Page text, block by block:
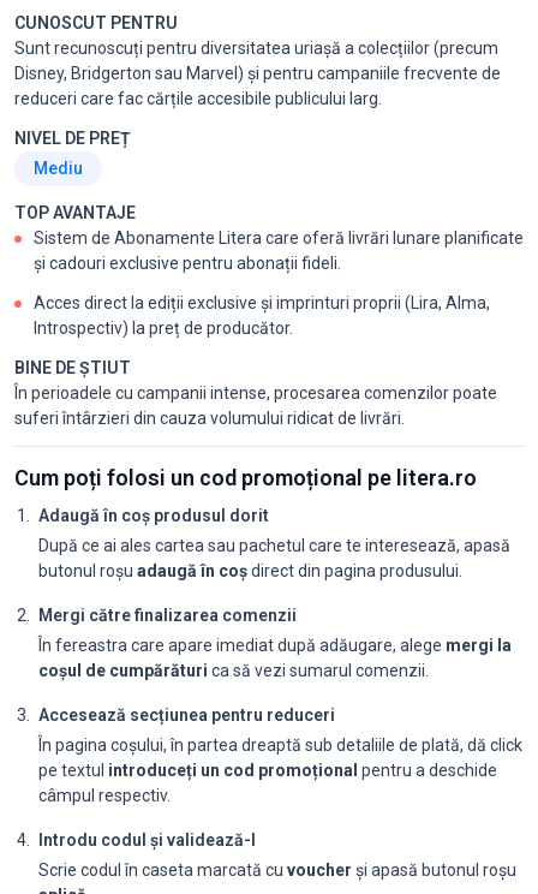
CUNOSCUT PENTRU
Sunt recunoscuți pentru diversitatea uriașă a colecțiilor (precum
Disney, Bridgerton sau Marvel) și pentru campaniile frecvente de
reduceri care fac cărțile accesibile publicului larg.
NIVEL DE PREȚ
Mediu
TOP AVANTAJE
Sistem de Abonamente Litera care oferă livrări lunare planificate
și cadouri exclusive pentru abonații fideli.
Acces direct la ediții exclusive și imprinturi proprii (Lira, Alma,
Introspectiv) la preț de producător.
BINE DE ȘTIUT
În perioadele cu campanii intense, procesarea comenzilor poate
suferi întârzieri din cauza volumului ridicat de livrări.
Cum poți folosi un cod promoțional pe litera.ro
Adaugă în coș produsul dorit
După ce ai ales cartea sau pachetul care te interesează, apasă
butonul roșu adaugă în coșdirect din pagina produsului.
Mergi către finalizarea comenzii
În fereastra care apare imediat după adăugare, alege mergi la
coșul de cumpărături ca să vezi sumarul comenzii.
Accesează secțiunea pentru reduceri
În pagina coșului, în partea dreaptă sub detaliile de plată, dă click
pe textul introduceți un cod promoțional pentru a deschide
câmpul respectiv.
Introdu codul și validează-l
Scrie codul în caseta marcată cu voucher și apasă butonul roșu